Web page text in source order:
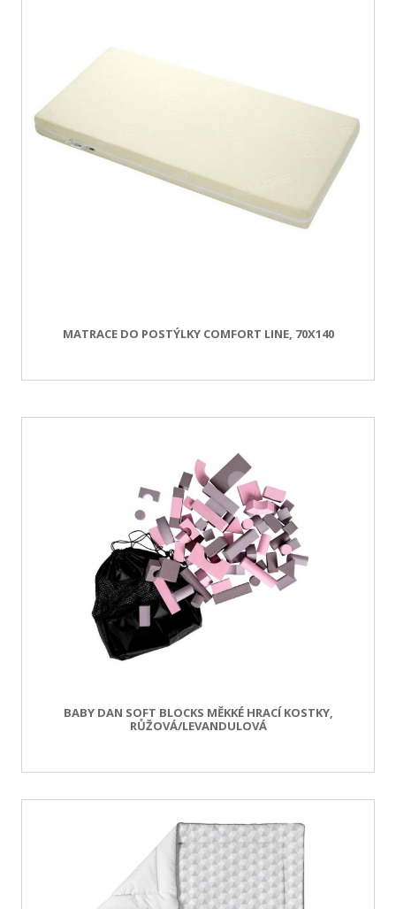
MATRACE DO POSTÝLKY COMFORT LINE, 70X140
BABY DAN SOFT BLOCKS MĚKKÉ HRACÍ KOSTKY,
RŮŽOVÁ/LEVANDULOVÁ